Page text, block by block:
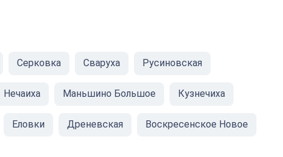
Серковка Сваруха Русиновская
Нечаиха Маньшино Большое Кузнечиха
Еловки Дреневская Воскресенское Новое